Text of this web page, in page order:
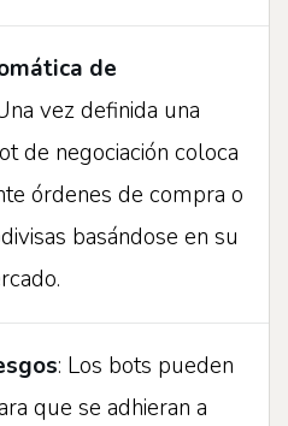
de
vez definida una
de negociación coloca
órdenes de compra o
basándose en su
: Los bots pueden
que se adhieran a